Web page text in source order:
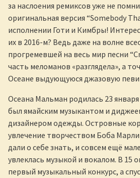
за наслоения ремиксов уже не
оригинальная версия “Somebody
исполнении Готи и Кимбры!
их в 2016-м? Ведь даже на волне
прогремевшей на весь мир песни
часть меломанов «разглядела», а
Осеане выдующуюся джазовую
Осеана Мальман родилась 23
был ямайским музыкантом и
дизайнером одежды. Островные
увлечение творчеством Боба
дали о себе знать, и совсем ещё
увлеклась музыкой и вокалом. В 15
первый музыкальный конкурс, а